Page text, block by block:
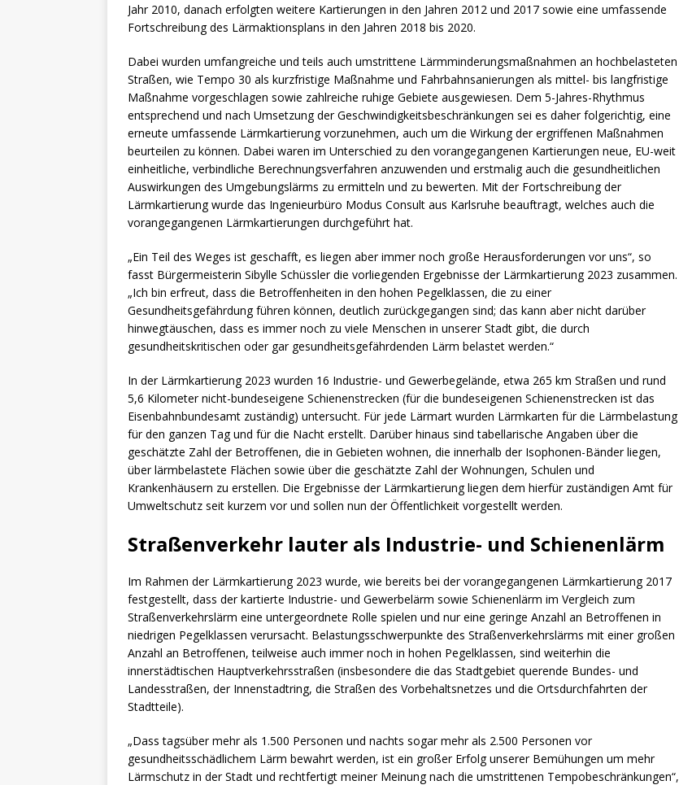
Jahr 2010, danach erfolgten weitere Kartierungen in den Jahren 2012 und 2017 sowie eine umfassende
Fortschreibung des Lärmaktionsplans in den Jahren 2018 bis 2020.
Dabei wurden umfangreiche und teils auch umstrittene Lärmminderungsmaßnahmen an hochbelasteten
Straßen, wie Tempo 30 als kurzfristige Maßnahme und Fahrbahnsanierungen als mittel- bis langfristige
Maßnahme vorgeschlagen sowie zahlreiche ruhige Gebiete ausgewiesen. Dem 5-Jahres-Rhythmus
entsprechend und nach Umsetzung der Geschwindigkeitsbeschränkungen sei es daher folgerichtig, eine
erneute umfassende Lärmkartierung vorzunehmen, auch um die Wirkung der ergriffenen Maßnahmen
beurteilen zu können. Dabei waren im Unterschied zu den vorangegangenen Kartierungen neue, EU-weit
einheitliche, verbindliche Berechnungsverfahren anzuwenden und erstmalig auch die gesundheitlichen
Auswirkungen des Umgebungslärms zu ermitteln und zu bewerten. Mit der Fortschreibung der
Lärmkartierung wurde das Ingenieurbüro Modus Consult aus Karlsruhe beauftragt, welches auch die
vorangegangenen Lärmkartierungen durchgeführt hat.
„Ein Teil des Weges ist geschafft, es liegen aber immer noch große Herausforderungen vor uns“, so
fasst Bürgermeisterin Sibylle Schüssler die vorliegenden Ergebnisse der Lärmkartierung 2023 zusammen.
„Ich bin erfreut, dass die Betroffenheiten in den hohen Pegelklassen, die zu einer
Gesundheitsgefährdung führen können, deutlich zurückgegangen sind; das kann aber nicht darüber
hinwegtäuschen, dass es immer noch zu viele Menschen in unserer Stadt gibt, die durch
gesundheitskritischen oder gar gesundheitsgefährdenden Lärm belastet werden.“
In der Lärmkartierung 2023 wurden 16 Industrie- und Gewerbegelände, etwa 265 km Straßen und rund
5,6 Kilometer nicht-bundeseigene Schienenstrecken (für die bundeseigenen Schienenstrecken ist das
Eisenbahnbundesamt zuständig) untersucht. Für jede Lärmart wurden Lärmkarten für die Lärmbelastung
für den ganzen Tag und für die Nacht erstellt. Darüber hinaus sind tabellarische Angaben über die
geschätzte Zahl der Betroffenen, die in Gebieten wohnen, die innerhalb der Isophonen-Bänder liegen,
über lärmbelastete Flächen sowie über die geschätzte Zahl der Wohnungen, Schulen und
Krankenhäusern zu erstellen. Die Ergebnisse der Lärmkartierung liegen dem hierfür zuständigen Amt für
Umweltschutz seit kurzem vor und sollen nun der Öffentlichkeit vorgestellt werden.
Straßenverkehr lauter als Industrie- und Schienenlärm
Im Rahmen der Lärmkartierung 2023 wurde, wie bereits bei der vorangegangenen Lärmkartierung 2017
festgestellt, dass der kartierte Industrie- und Gewerbelärm sowie Schienenlärm im Vergleich zum
Straßenverkehrslärm eine untergeordnete Rolle spielen und nur eine geringe Anzahl an Betroffenen in
niedrigen Pegelklassen verursacht. Belastungsschwerpunkte des Straßenverkehrslärms mit einer großen
Anzahl an Betroffenen, teilweise auch immer noch in hohen Pegelklassen, sind weiterhin die
innerstädtischen Hauptverkehrsstraßen (insbesondere die das Stadtgebiet querende Bundes- und
Landesstraßen, der Innenstadtring, die Straßen des Vorbehaltsnetzes und die Ortsdurchfahrten der
Stadtteile).
„Dass tagsüber mehr als 1.500 Personen und nachts sogar mehr als 2.500 Personen vor
gesundheitsschädlichem Lärm bewahrt werden, ist ein großer Erfolg unserer Bemühungen um mehr
Lärmschutz in der Stadt und rechtfertigt meiner Meinung nach die umstrittenen Tempobeschränkungen“,